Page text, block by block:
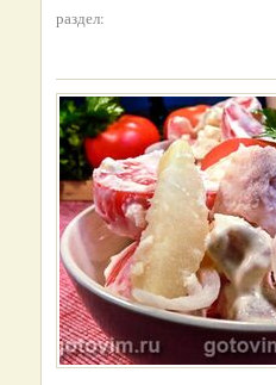
раздел: